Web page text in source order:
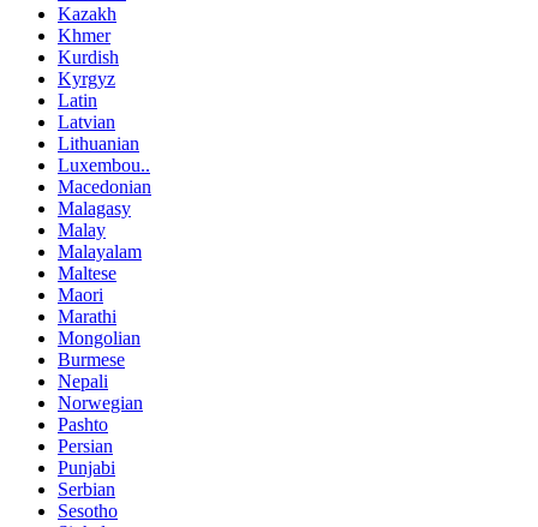
Kazakh
Khmer
Kurdish
Kyrgyz
Latin
Latvian
Lithuanian
Luxembou..
Macedonian
Malagasy
Malay
Malayalam
Maltese
Maori
Marathi
Mongolian
Burmese
Nepali
Norwegian
Pashto
Persian
Punjabi
Serbian
Sesotho